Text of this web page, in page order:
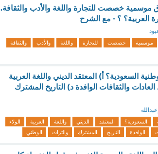
موسمية خصصت للتجارة واللغة والأدب والثقافة.
العربية؟ ؟ - مع الشرح
موسمية خصصت للتجارة واللغة والأدب
والثقافة
السعودية؟ أ) المعتقد الديني واللغة العربية
والثقافات الوافدة د) التاريخ المشترك
السعودية؟ المعتقد الديني واللغة العربية
الولاء
الوافدة التاريخ المشترك والتراث الوطني